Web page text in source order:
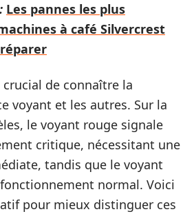
Les pannes les plus
à café Silvercrest
de connaître la
voyant et les autres. Sur la
le voyant rouge signale
critique, nécessitant une
tandis que le voyant
normal. Voici
pour mieux distinguer ces